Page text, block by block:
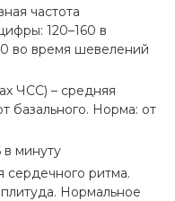
частота
120–160 в
во время шевелений
ЧСС) – средняя
базального. Норма: от
в минуту
сердечного ритма.
Нормальное